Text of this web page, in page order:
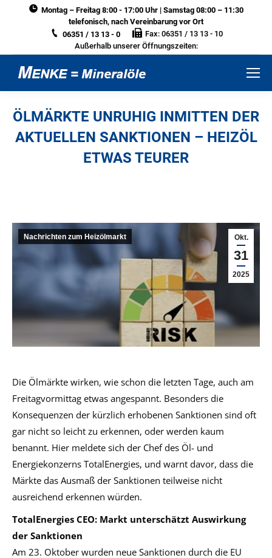
Montag – Freitag 8:00 - 17:00 Uhr | Samstag 08:00 – 11:30
telefonisch, nach Vereinbarung vor Ort
06351 / 13 13 - 0
Fax: 06351 / 13 13 - 10
Außerhalb unserer Öffnungszeiten:
ÖLMÄRKTE UNRUHIG INMITTEN DER
AKTUELLEN SANKTIONEN – HEIZÖL
ETWAS TEURER
Okt.
31
2025
Nachrichten zum Heizölmarkt
Die Ölmärkte wirken, wie schon die letzten Tage, auch am
Freitagvormittag etwas angespannt. Besonders die
Konsequenzen der kürzlich erhobenen Sanktionen sind oft
gar nicht so leicht zu erkennen, oder werden kaum
benannt. Hier meldete sich der Chef des Öl- und
Energiekonzerns TotalEnergies, und warnt davor, dass die
Märkte das Ausmaß der Sanktionen teilweise nicht
ausreichend erkennen würden.
TotalEnergies CEO: Markt unterschätzt Auswirkung
der Sanktionen
Am 23. Oktober wurden neue Sanktionen durch die EU